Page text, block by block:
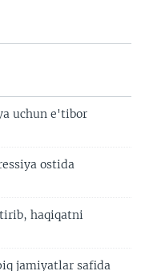
uchun e'tibor
ostida
haqiqatni
jamiyatlar safida